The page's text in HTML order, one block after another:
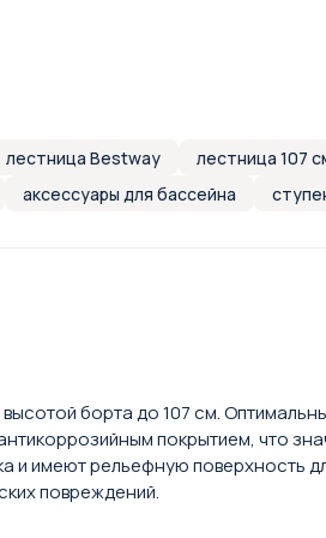
лестница Bestway
лестница 107
аксессуары для бассейна
борта до 107 см.
покрытием, что
и имеют рельефную поверхность
повреждений.